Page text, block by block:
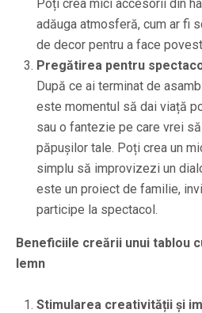
Poți crea mici accesorii din
adăuga atmosferă, cum ar fi
de decor pentru a face
Pregătirea pentru
După ce ai terminat de
este momentul să dai viață
sau o fantezie pe care vrei
păpușilor tale. Poți crea un
simplu să improvizezi un
este un proiect de familie,
participe la spectacol.
Beneficiile creării unui tablou
lemn
Stimularea creativității și